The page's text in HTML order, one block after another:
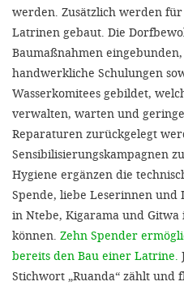
werden. Zusätzlich werden
Latrinen gebaut. Die
Baumaßnahmen
handwerkliche Schulungen
Wasserkomitees gebildet,
verwalten, warten und
Reparaturen zurückgelegt
Sensibilisierungskampagnen
Hygiene ergänzen die
Spende, liebe Leserinnen und
in Ntebe, Kigarama und
können. Zehn Spender
bereits den Bau einer Latrine.
Stichwort „Ruanda“ zählt